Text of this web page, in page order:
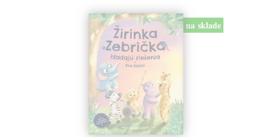
na sklade